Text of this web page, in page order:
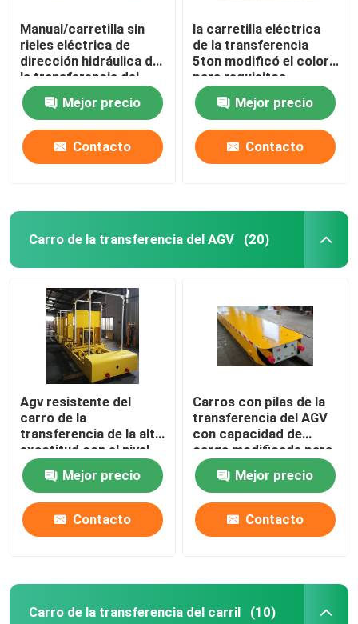
Grúa que ase
Estación de carga inteligente
Manual/carretilla sin
rieles eléctrica de
dirección hidráulica de
la transferencia del
carro 5t-50T de la
transferencia
Mejor precio
Contacto
la carretilla eléctrica
de la transferencia
5ton modificó el color
para requisitos
particulares para la
manipulación de
materiales
Mejor precio
Contacto
Carro de la transferencia del AGV (20)
Agv resistente del
carro de la
transferencia de la alta
exactitud con el nivel
de la protección IP54
garantía de 1 año
Mejor precio
Contacto
Carros con pilas de la
transferencia del AGV
con capacidad de
carga modificada para
requisitos particulares
Mejor precio
Contacto
Carro de la transferencia del carril (10)